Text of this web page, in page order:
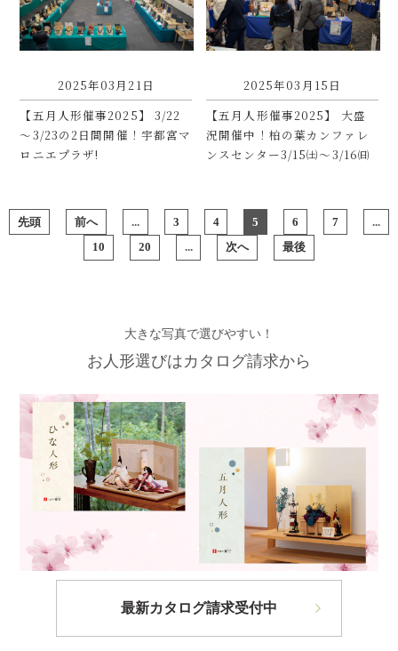
2025年03月21日
【五月人形催事2025】 3/22
～3/23の2日間開催！宇都宮マ
ロニエプラザ!
2025年03月15日
【五月人形催事2025】 大盛
況開催中！柏の葉カンファレ
ンスセンター3/15㈯～3/16㈰
先頭 前へ ... 3 4 5 6 7 ...
10 20 ... 次へ 最後
大きな写真で選びやすい！
お人形選びはカタログ請求から
最新カタログ請求受付中